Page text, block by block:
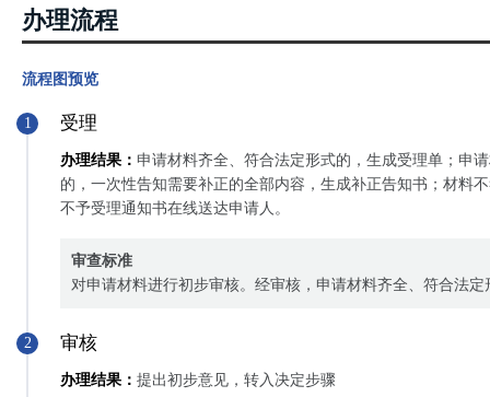
办理流程
流程图预览
1 受理
办理结果： 申请材料齐全、符合法定形式的，生成受理单；申
的，一次性告知需要补正的全部内容，生成补正告知书；材料
不予受理通知书在线送达申请人。
审查标准
对申请材料进行初步审核。经审核，申请材料齐全、符合法
2 审核
办理结果： 提出初步意见，转入决定步骤